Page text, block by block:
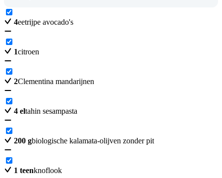
4eetrijpe avocado's
1citroen
2Clementina mandarijnen
4 eltahin sesampasta
200 gbiologische kalamata-olijven zonder pit
1 teenknoflook